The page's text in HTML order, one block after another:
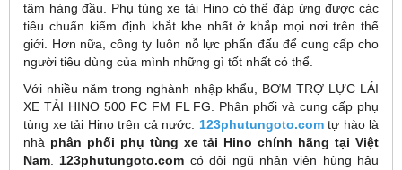
tâm hàng đầu. Phụ tùng xe tải Hino có thể đáp ứng được các
tiêu chuẩn kiểm định khắt khe nhất ở khắp mọi nơi trên thế
giới. Hơn nữa, công ty luôn nỗ lực phấn đấu để cung cấp cho
người tiêu dùng của mình những gì tốt nhất có thể.
Với nhiều năm trong nghành nhập khẩu, BƠM TRỢ LỰC LÁI
XE TẢI HINO 500 FC FM FL FG. Phân phối và cung cấp phụ
tùng xe tải Hino trên cả nước. 123phutungoto.comtự hào là
nhà phân phối phụ tùng xe tải Hino chính hãng tại Việt
Nam.123phutungoto.com có đội ngũ nhân viên hùng hậu